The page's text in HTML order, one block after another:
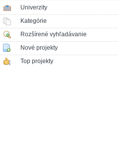
Univerzity
Kategórie
Rozšírené vyhľadávanie
Nové projekty
Top projekty